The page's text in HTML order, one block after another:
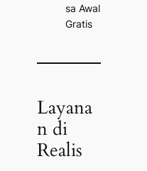
sa Awal
Gratis
Layana
n di
Realis